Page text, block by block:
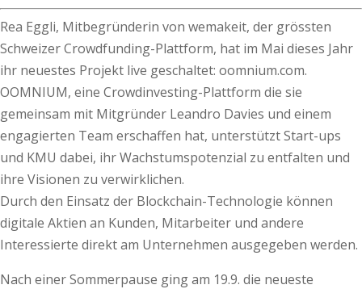
Rea Eggli, Mitbegründerin von wemakeit, der grössten
Schweizer Crowdfunding-Plattform, hat im Mai dieses Jahr
ihr neuestes Projekt live geschaltet: oomnium.com.
OOMNIUM, eine Crowdinvesting-Plattform die sie
gemeinsam mit Mitgründer Leandro Davies und einem
engagierten Team erschaffen hat, unterstützt Start-ups
und KMU dabei, ihr Wachstumspotenzial zu entfalten und
ihre Visionen zu verwirklichen.
Durch den Einsatz der Blockchain-Technologie können
digitale Aktien an Kunden, Mitarbeiter und andere
Interessierte direkt am Unternehmen ausgegeben werden.
Nach einer Sommerpause ging am 19.9. die neueste